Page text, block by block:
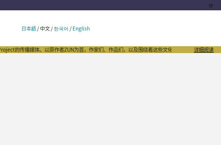
🍺
日本語/ 中文/한국어 / English
媒体。以原作者ZUN为首，作家们、作品们，以及围绕着这些文化的千姿百态，向世界发出自
详细阅读